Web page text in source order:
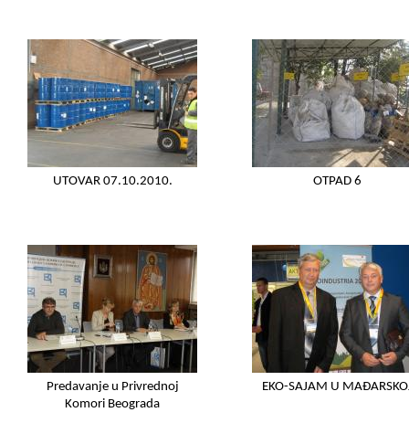
UTOVAR 07.10.2010. OTPAD 6
Predavanje u Privrednoj
Komori Beograda
EKO-SAJAM U